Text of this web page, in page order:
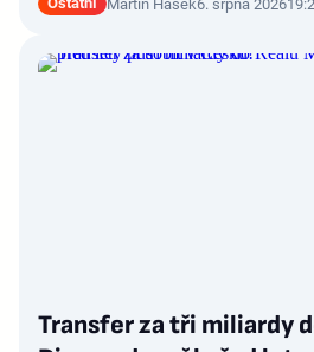
Martin Hašek6. srpna 2026
Transfer za tři miliardy